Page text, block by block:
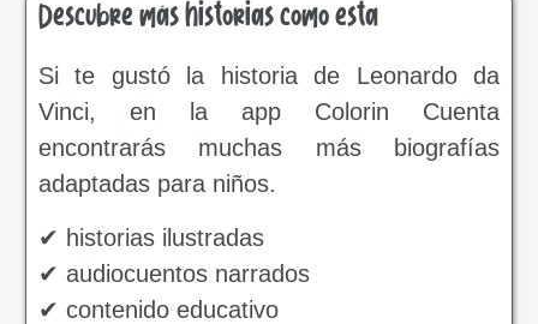
Descubre más historias como esta
Si te gustó la historia de Leonardo da
Vinci, en la app Colorin Cuenta
encontrarás muchas más biografías
adaptadas para niños.
✔ historias ilustradas
✔ audiocuentos narrados
✔ contenido educativo